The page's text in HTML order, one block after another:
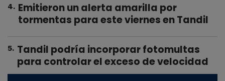
4. Emitieron un alerta amarilla por
tormentas para este viernes en Tandil
5. Tandil podría incorporar fotomultas
para controlar el exceso de velocidad